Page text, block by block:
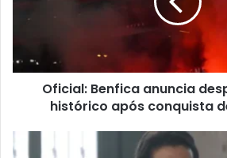
Oficial: Benfica anuncia
histórico após conquista